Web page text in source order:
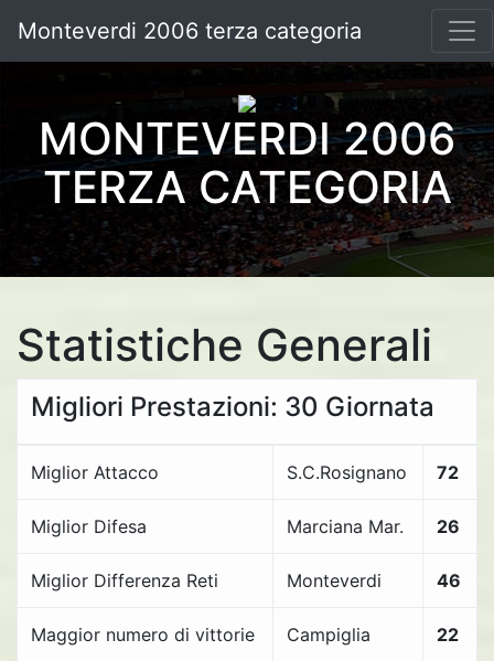
Monteverdi 2006 terza categoria
MONTEVERDI 2006
TERZA CATEGORIA
Statistiche Generali
Migliori Prestazioni: 30 Giornata
Miglior Attacco S.C.Rosignano 72
Miglior Difesa Marciana Mar. 26
Miglior Differenza Reti Monteverdi 46
Maggior numero di vittorie Campiglia 22